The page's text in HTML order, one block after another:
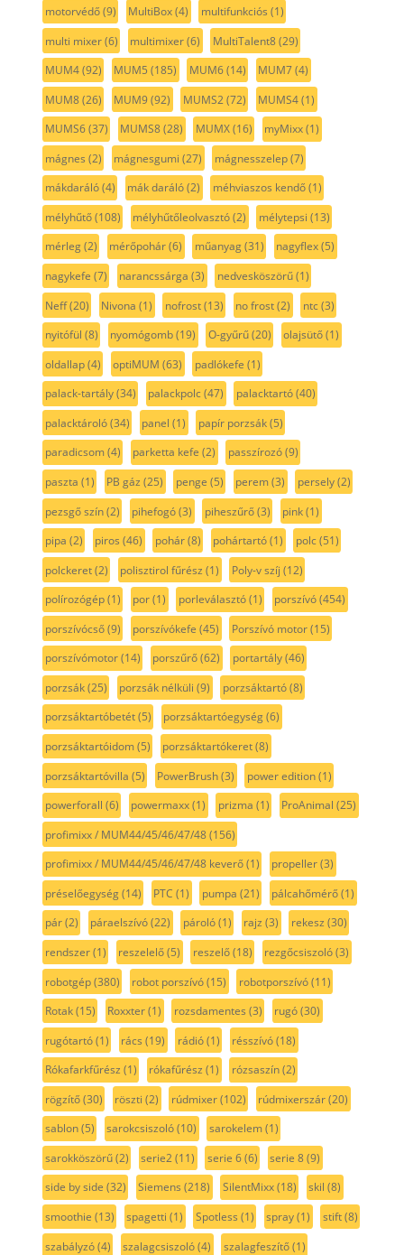
motorvédő(9) MultiBox(4) multifunkciós (1)
multi mixer(6) multimixer(6) MultiTalent8(29)
MUM4(92) MUM5 (185) MUM6(14) MUM7(4)
MUM8(26) MUM9(92) MUMS2(72) MUMS4(1)
MUMS6(37) MUMS8(28) MUMX(16) myMixx(1)
mágnes (2) mágnesgumi (27) mágnesszelep(7)
mákdaráló(4) mák daráló(2) méhviaszos kendő(1)
mélyhűtő(108) mélyhűtőleolvasztó(2) mélytepsi (13)
mérleg(2) mérőpohár(6) műanyag(31) nagyflex(5)
nagykefe (7) narancssárga (3) nedvesköszörű(1)
Neff(20) Nivona (1) nofrost(13) no frost(2) ntc(3)
nyitófül (8) nyomógomb(19) O-gyűrű(20) olajsütő(1)
oldallap(4) optiMUM (63) padlókefe (1)
palack-tartály(34) palackpolc(47) palacktartó(40)
palacktároló(34) panel (1) papír porzsák(5)
paradicsom(4) parketta kefe (2) passzírozó(9)
paszta (1) PB gáz (25) penge (5) perem(3) persely(2)
pezsgő szín(2) pihefogó(3) piheszűrő(3) pink(1)
pipa (2) piros (46) pohár(8) pohártartó(1) polc(51)
polckeret(2) polisztirol fűrész (1) Poly-v szíj (12)
polírozógép(1) por(1) porleválasztó(1) porszívó(454)
porszívócső(9) porszívókefe (45) Porszívó motor(15)
porszívómotor(14) porszűrő(62) portartály(46)
porzsák(25) porzsák nélküli (9) porzsáktartó(8)
porzsáktartóbetét(5) porzsáktartóegység(6)
porzsáktartóidom(5) porzsáktartókeret(8)
porzsáktartóvilla (5) PowerBrush(3) power edition(1)
powerforall (6) powermaxx(1) prizma (1) ProAnimal (25)
profimixx / MUM44/45/46/47/48(156)
profimixx / MUM44/45/46/47/48 keverő(1) propeller(3)
préselőegység(14) PTC (1) pumpa (21) pálcahőmérő(1)
pár(2) páraelszívó(22) pároló(1) rajz (3) rekesz (30)
rendszer(1) reszelelő(5) reszelő(18) rezgőcsiszoló(3)
robotgép(380) robot porszívó(15) robotporszívó(11)
Rotak(15) Roxxter(1) rozsdamentes (3) rugó(30)
rugótartó(1) rács (19) rádió(1) résszívó(18)
Rókafarkfűrész (1) rókafűrész (1) rózsaszín(2)
rögzítő(30) röszti (2) rúdmixer(102) rúdmixerszár(20)
sablon(5) sarokcsiszoló(10) sarokelem(1)
sarokköszörű(2) serie2(11) serie 6(6) serie 8(9)
side by side (32) Siemens (218) SilentMixx(18) skil (8)
smoothie (13) spagetti (1) Spotless (1) spray(1) stift(8)
szabályzó(4) szalagcsiszoló(4) szalagfeszítő(1)